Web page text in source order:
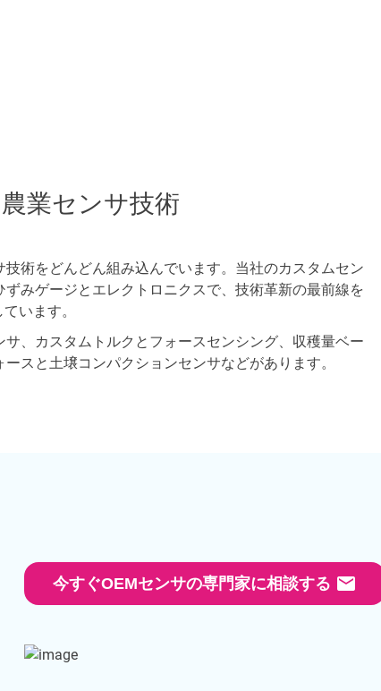
業センサ技術
術をどんどん組み込んでいます。当社のカスタムセン
みゲージとエレクトロニクスで、技術革新の最前線を
います。
、カスタムトルクとフォースセンシング、収穫量ベー
スと土壌コンパクションセンサなどがあります。
今すぐOEMセンサの専門家に相談する email